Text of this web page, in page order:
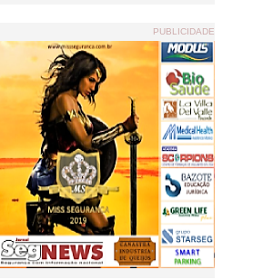
PUBLICIDADE